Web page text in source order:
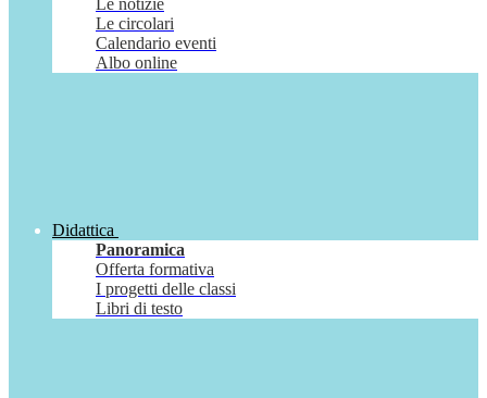
Le notizie
Le circolari
Calendario eventi
Albo online
Didattica
Panoramica
Offerta formativa
I progetti delle classi
Libri di testo